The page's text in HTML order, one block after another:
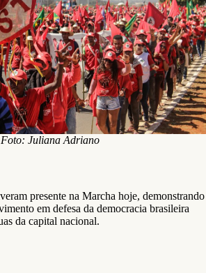
Foto: Juliana Adriano
presente na Marcha hoje, demonstrando
em defesa da democracia brasileira
da capital nacional.